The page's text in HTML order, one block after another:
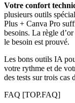
Votre confort
plusieurs outils
Plus + Canva Pro
besoins. La règle
le besoin est prouvé.
Les bons outils IA
votre rythme et de
des tests sur trois cas
FAQ [TOP.FAQ]